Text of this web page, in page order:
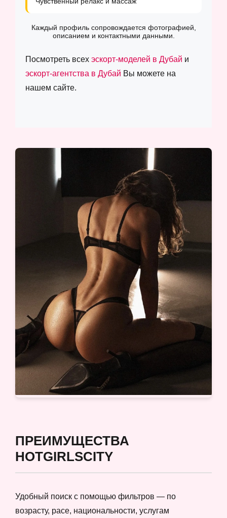
Каждый профиль сопровождается фотографией,
описанием и контактными данными.
Посмотреть всех эскорт-моделей в Дубай и
эскорт-агентства в Дубай Вы можете на
нашем сайте.
ПРЕИМУЩЕСТВА
HOTGIRLSCITY
Удобный поиск с помощью фильтров — по
возрасту, расе, национальности, услугам